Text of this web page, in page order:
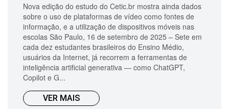
Nova edição do estudo do Cetic.br mostra ainda dados
sobre o uso de plataformas de vídeo como fontes de
informação, e a utilização de dispositivos móveis nas
escolas São Paulo, 16 de setembro de 2025 – Sete em
cada dez estudantes brasileiros do Ensino Médio,
usuários da Internet, já recorrem a ferramentas de
inteligência artificial generativa — como ChatGPT,
Copilot e G...
VER MAIS